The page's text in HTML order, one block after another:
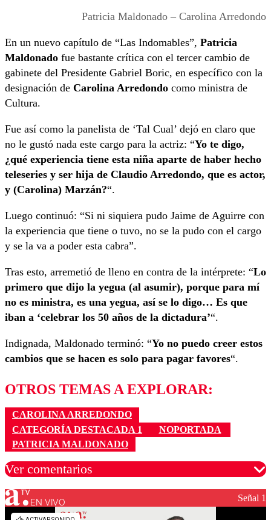
Patricia Maldonado – Carolina Arredondo
En un nuevo capítulo de “Las Indomables”, Patricia
Maldonado fue bastante crítica con el tercer cambio de
gabinete del Presidente Gabriel Boric, en específico con la
designación de Carolina Arredondo como ministra de
Cultura.
Fue así como la panelista de ‘Tal Cual’ dejó en claro que
no le gustó nada este cargo para la actriz: “Yo te digo,
¿qué experiencia tiene esta niña aparte de haber hecho
teleseries y ser hija de Claudio Arredondo, que es actor,
y (Carolina) Marzán?“.
Luego continuó: “Si ni siquiera pudo Jaime de Aguirre con
la experiencia que tiene o tuvo, no se la pudo con el cargo
y se la va a poder esta cabra”.
Tras esto, arremetió de lleno en contra de la intérprete: “Lo
primero que dijo la yegua (al asumir), porque para mí
no es ministra, es una yegua, así se lo digo… Es que
iban a ‘celebrar los 50 años de la dictadura’“.
Indignada, Maldonado terminó: “Yo no puedo creer estos
cambios que se hacen es solo para pagar favores“.
OTROS TEMAS A EXPLORAR:
CAROLINA ARREDONDO
CATEGORÍA DESTACADA 1
NOPORTADA
PATRICIA MALDONADO
Ver comentarios
Los comentarios son moderados para garantizar un
EN VIVO Señal 1